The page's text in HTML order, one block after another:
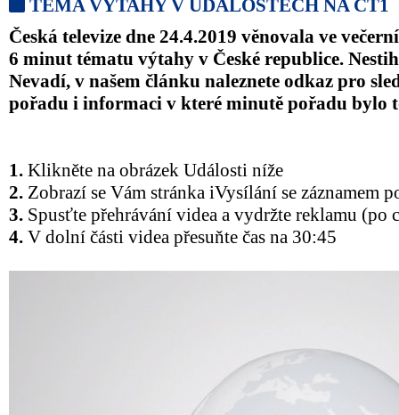
TÉMA VÝTAHY V UDÁLOSTECH NA ČT1
Česká televize dne 24.4.2019 věnovala ve
6 minut tématu výtahy v České republice.
Nevadí, v našem článku naleznete odkaz pro
pořadu i informaci v které minutě pořadu bylo
1. Klikněte na obrázek Události níže
2. Zobrazí se Vám stránka iVysílání se záznamem
3. Spusťte přehrávání videa a vydržte reklamu
4. V dolní části videa přesuňte čas na 30:45